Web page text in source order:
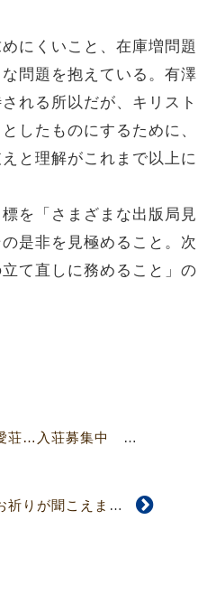
にくいこと、在庫増問題
問題を抱えている。有澤
れる所以だが、キリスト
したものにするために、
と理解がこれまで以上に
を「さまざまな出版局見
是非を見極めること。次
て直しに務めること」の
【4651号】信愛荘…入荘募集中 隠退教師とその夫人のためのホーム
【4651号】神様、お祈りが聞こえますか